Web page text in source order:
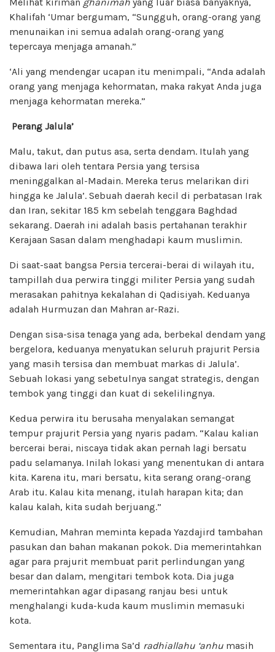
Khalifah ‘Umar bergumam, “Sungguh, orang-orang yang
menunaikan ini semua adalah orang-orang yang
tepercaya menjaga amanah.”
‘Ali yang mendengar ucapan itu menimpali, “Anda adalah
orang yang menjaga kehormatan, maka rakyat Anda juga
menjaga kehormatan mereka.”
Perang Jalula’
Malu, takut, dan putus asa, serta dendam. Itulah yang
dibawa lari oleh tentara Persia yang tersisa
meninggalkan al-Madain. Mereka terus melarikan diri
hingga ke Jalula’. Sebuah daerah kecil di perbatasan Irak
dan Iran, sekitar 185 km sebelah tenggara Baghdad
sekarang. Daerah ini adalah basis pertahanan terakhir
Kerajaan Sasan dalam menghadapi kaum muslimin.
Di saat-saat bangsa Persia tercerai-berai di wilayah itu,
tampillah dua perwira tinggi militer Persia yang sudah
merasakan pahitnya kekalahan di Qadisiyah. Keduanya
adalah Hurmuzan dan Mahran ar-Razi.
Dengan sisa-sisa tenaga yang ada, berbekal dendam yang
bergelora, keduanya menyatukan seluruh prajurit Persia
yang masih tersisa dan membuat markas di Jalula’.
Sebuah lokasi yang sebetulnya sangat strategis, dengan
tembok yang tinggi dan kuat di sekelilingnya.
Kedua perwira itu berusaha menyalakan semangat
tempur prajurit Persia yang nyaris padam. “Kalau kalian
bercerai berai, niscaya tidak akan pernah lagi bersatu
padu selamanya. Inilah lokasi yang menentukan di antara
kita. Karena itu, mari bersatu, kita serang orang-orang
Arab itu. Kalau kita menang, itulah harapan kita; dan
kalau kalah, kita sudah berjuang.”
Kemudian, Mahran meminta kepada Yazdajird tambahan
pasukan dan bahan makanan pokok. Dia memerintahkan
agar para prajurit membuat parit perlindungan yang
besar dan dalam, mengitari tembok kota. Dia juga
memerintahkan agar dipasang ranjau besi untuk
menghalangi kuda-kuda kaum muslimin memasuki
kota.
Sementara itu, Panglima Sa’d radhiallahu ‘anhu masih